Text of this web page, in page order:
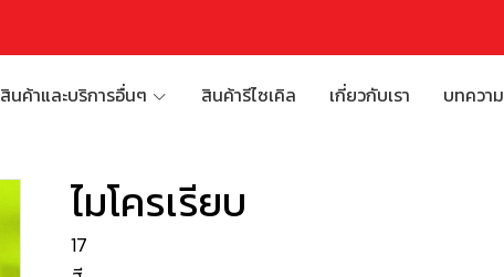
สินค้าและบริการอื่นๆ สินค้ารีไซเคิล เกี่ยวกับเรา บทความ
ไมโครเรียบ
17